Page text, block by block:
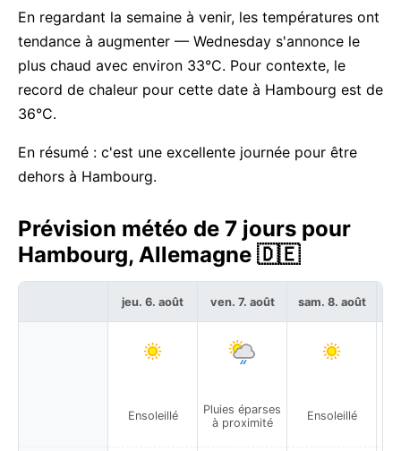
En regardant la semaine à venir, les températures ont
tendance à augmenter — Wednesday s'annonce le
plus chaud avec environ 33°C. Pour contexte, le
record de chaleur pour cette date à Hambourg est de
36°C.
En résumé : c'est une excellente journée pour être
dehors à Hambourg.
Prévision météo de 7 jours pour
Hambourg, Allemagne 🇩🇪
jeu. 6. août
Ensoleillé
ven. 7. août
Pluies éparses
à proximité
sam. 8. août
Ensoleillé